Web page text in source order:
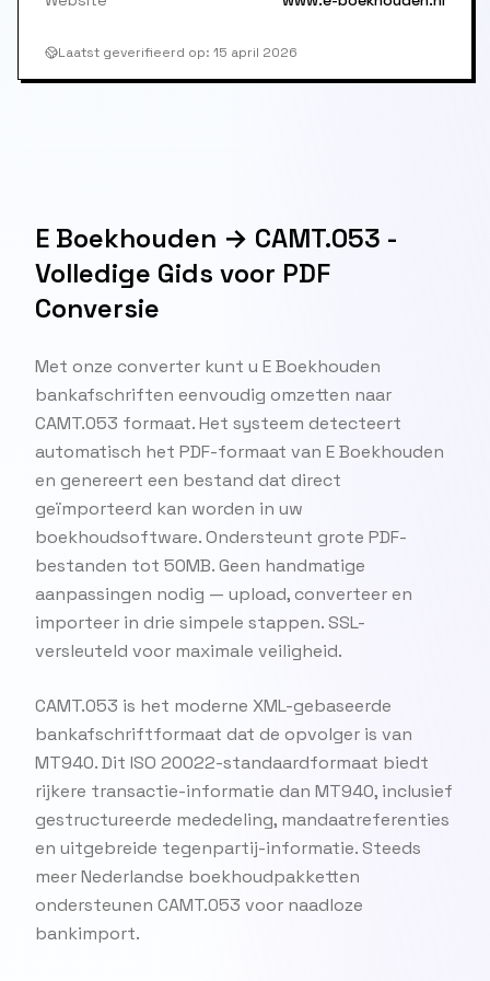
Laatst geverifieerd op: 15 april 2026
E Boekhouden → CAMT.053 -
Volledige Gids voor PDF
Conversie
Met onze converter kunt u E Boekhouden
bankafschriften eenvoudig omzetten naar
CAMT.053 formaat. Het systeem detecteert
automatisch het PDF-formaat van E Boekhouden
en genereert een bestand dat direct
geïmporteerd kan worden in uw
boekhoudsoftware. Ondersteunt grote PDF-
bestanden tot 50MB. Geen handmatige
aanpassingen nodig — upload, converteer en
importeer in drie simpele stappen. SSL-
versleuteld voor maximale veiligheid.
CAMT.053 is het moderne XML-gebaseerde
bankafschriftformaat dat de opvolger is van
MT940. Dit ISO 20022-standaardformaat biedt
rijkere transactie-informatie dan MT940, inclusief
gestructureerde mededeling, mandaatreferenties
en uitgebreide tegenpartij-informatie. Steeds
meer Nederlandse boekhoudpakketten
ondersteunen CAMT.053 voor naadloze
bankimport.